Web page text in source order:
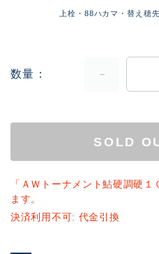
上栓・88ハカマ・替え穂
数量
SOLD
「ＡＷトーナメント鮎硬調硬
ます。
決済利用不可: 代金引換